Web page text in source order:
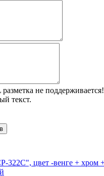
не поддерживается!
текст.